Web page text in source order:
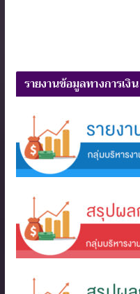
รายงานข้อมูลทางการเงิน